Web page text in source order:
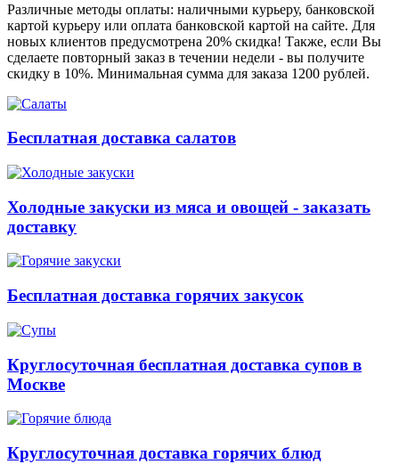
Различные методы оплаты: наличными курьеру, банковской
картой курьеру или оплата банковской картой на сайте. Для
новых клиентов предусмотрена 20% скидка! Также, если Вы
сделаете повторный заказ в течении недели - вы получите
скидку в 10%. Минимальная сумма для заказа 1200 рублей.
Бесплатная доставка салатов
Холодные закуски из мяса и овощей - заказать
доставку
Бесплатная доставка горячих закусок
Круглосуточная бесплатная доставка супов в
Москве
Круглосуточная доставка горячих блюд